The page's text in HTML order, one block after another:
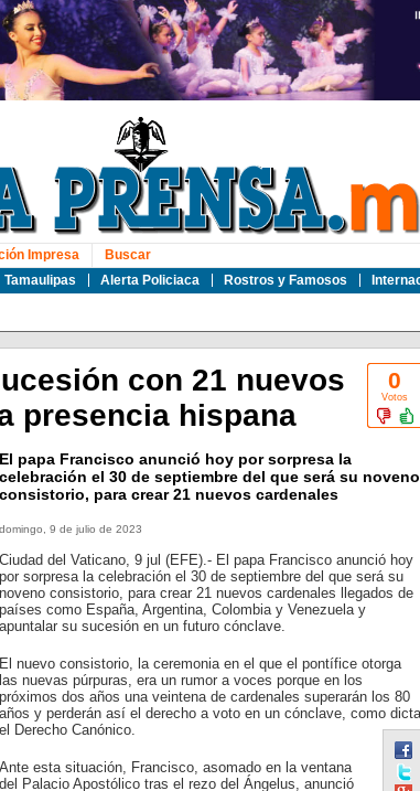
Tamaulipas Alerta Policiaca Rostros y Famosos
Impresa Buscar
0
Votos
con 21 nuevos
presencia hispana
El papa Francisco anunció hoy por sorpresa la
celebración el 30 de septiembre del que será su noveno
consistorio, para crear 21 nuevos cardenales
domingo, 9 de julio de 2023
Ciudad del Vaticano, 9 jul (EFE).- El papa Francisco anunció hoy
por sorpresa la celebración el 30 de septiembre del que será su
noveno consistorio, para crear 21 nuevos cardenales llegados de
países como España, Argentina, Colombia y Venezuela y
apuntalar su sucesión en un futuro cónclave.
El nuevo consistorio, la ceremonia en el que el pontífice otorga
las nuevas púrpuras, era un rumor a voces porque en los
próximos dos años una veintena de cardenales superarán los 80
años y perderán así el derecho a voto en un cónclave, como dicta
el Derecho Canónico.
Ante esta situación, Francisco, asomado en la ventana
del Palacio Apostólico tras el rezo del Ángelus, anunció